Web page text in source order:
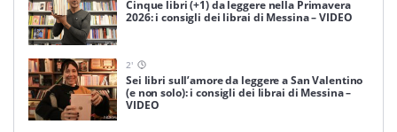
Cinque libri (+1) da leggere nella Primavera
2026: i consigli dei librai di Messina – VIDEO
2'
Sei libri sull’amore da leggere a San Valentino
(e non solo): i consigli dei librai di Messina –
VIDEO